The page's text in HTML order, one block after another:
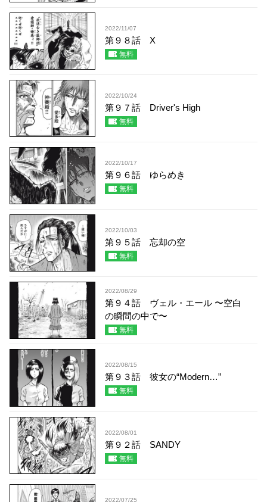
2022/11/07
第９８話 X
無料
2022/10/24
第９７話 Driver's High
無料
2022/10/17
第９６話 ゆらめき
無料
2022/10/03
第９５話 忘却の空
無料
2022/08/29
第９４話 ヴェル・エール 〜空白
の瞬間の中で〜
無料
2022/08/15
第９３話 彼女の“Modern…”
無料
2022/08/01
第９２話 SANDY
無料
2022/07/25